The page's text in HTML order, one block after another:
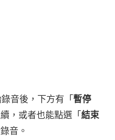
音後，下方有「 暫停
，或者也能點選「 結束
音。